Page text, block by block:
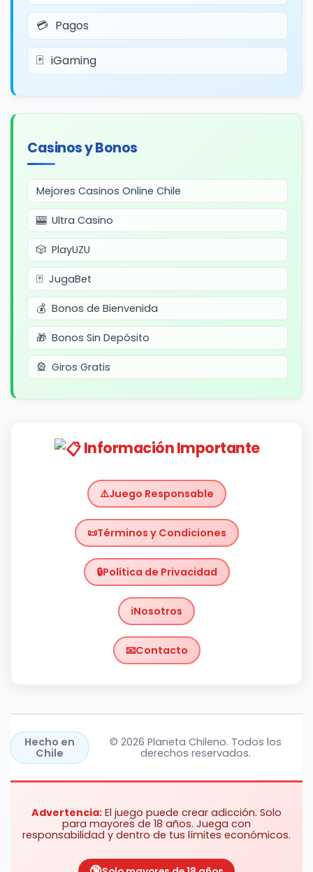
Pagos
iGaming
Casinos y Bonos
Mejores Casinos Online Chile
Ultra Casino
PlayUZU
JugaBet
Bonos de Bienvenida
Bonos Sin Depósito
Giros Gratis
Información Importante
Juego Responsable
Términos y Condiciones
Política de Privacidad
Nosotros
Contacto
Hecho en
Chile
© 2026 Planeta Chileno. Todos los
derechos reservados.
Advertencia: El juego puede crear adicción. Solo
para mayores de 18 años. Juega con
responsabilidad y dentro de tus límites económicos.